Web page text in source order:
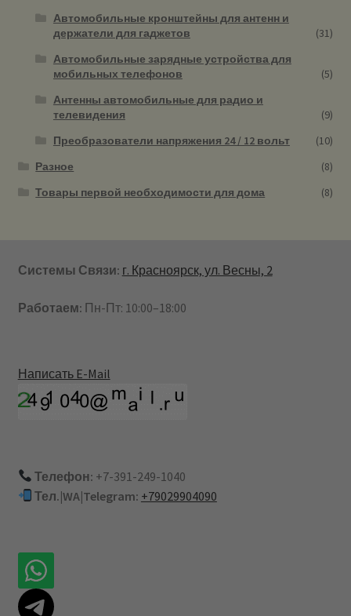
Автомобильные кронштейны для антенн и
держатели для гаджетов
(31)
Автомобильные зарядные устройства для
мобильных телефонов
(5)
Антенны автомобильные для радио и
телевидения
(9)
Преобразователи напряжения 24 / 12 вольт
(10)
Разное
(8)
Товары первой необходимости для дома
(8)
Системы Связи: г. Красноярск, ул. Весны, 2
Работаем: Пн-Пт: 10:00–18:00
Написать E-Mail
Телефон: +7-391-249-1040
Тел.|WA|Telegram: +79029904090